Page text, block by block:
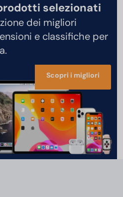
selezionati
dei migliori
e classifiche per
Scopri i migliori